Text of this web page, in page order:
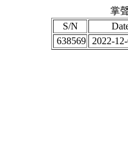
掌
S/N
638569
2022-